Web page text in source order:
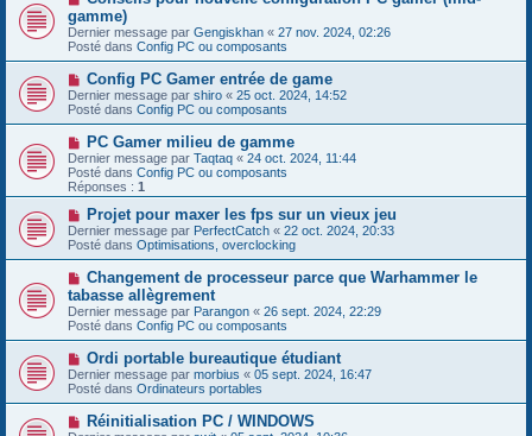
a
g
e
m
e
s
s
a
g
e
u
v
e
a
u
m
e
s
s
a
g
e
gamme)
Dernier message par Gengiskhan « 27 nov. 2024, 02:26
Posté dans Config PC ou composants
N
o
u
v
e
a
u
m
e
s
a
g
e
Config PC Gamer entrée de game
Dernier message par shiro « 25 oct. 2024, 14:52
Posté dans Config PC ou composants
N
o
u
v
e
a
u
m
e
s
a
g
e
PC Gamer milieu de gamme
Dernier message par Taqtaq « 24 oct. 2024, 11:44
Posté dans Config PC ou composants
Réponses : 1
N
o
u
v
a
u
m
e
s
s
g
e
Projet pour maxer les fps sur un vieux jeu
Dernier message par PerfectCatch « 22 oct. 2024, 20:33
Posté dans Optimisations, overclocking
N
o
u
v
e
a
u
m
e
s
s
a
Changement de processeur parce que Warhammer le
tabasse allègrement
Dernier message par Parangon « 26 sept. 2024, 22:29
Posté dans Config PC ou composants
N
o
u
v
e
a
Ordi portable bureautique étudiant
Dernier message par morbius « 05 sept. 2024, 16:47
Posté dans Ordinateurs portables
N
o
Réinitialisation PC / WINDOWS